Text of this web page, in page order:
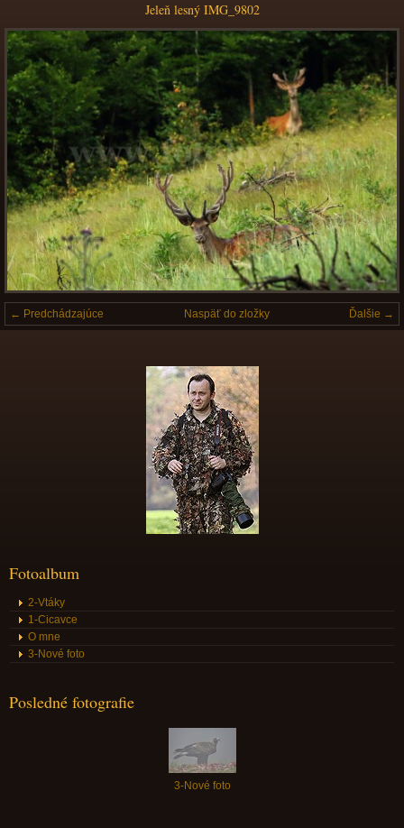
Jeleň lesný IMG_9802
← Predchádzajúce Ďalšie →
Naspäť do zložky
Fotoalbum
2-Vtáky
1-Cicavce
O mne
3-Nové foto
Posledné fotografie
3-Nové foto